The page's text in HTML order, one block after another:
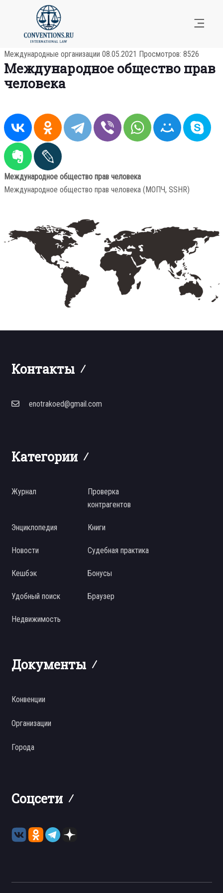
Международные организации 08.05.2021 Просмотров: 8526
Международное общество прав
человека
Международное общество прав человека
Международное общество прав человека (МОПЧ, SSHR)
Контакты
enotrakoed@gmail.com
Категории
Журнал
Проверка
контрагентов
Энциклопедия Книги
Новости Судебная практика
Кешбэк Бонусы
Удобный поиск Браузер
Недвижимость
Документы
Конвенции
Организации
Города
Соцсети